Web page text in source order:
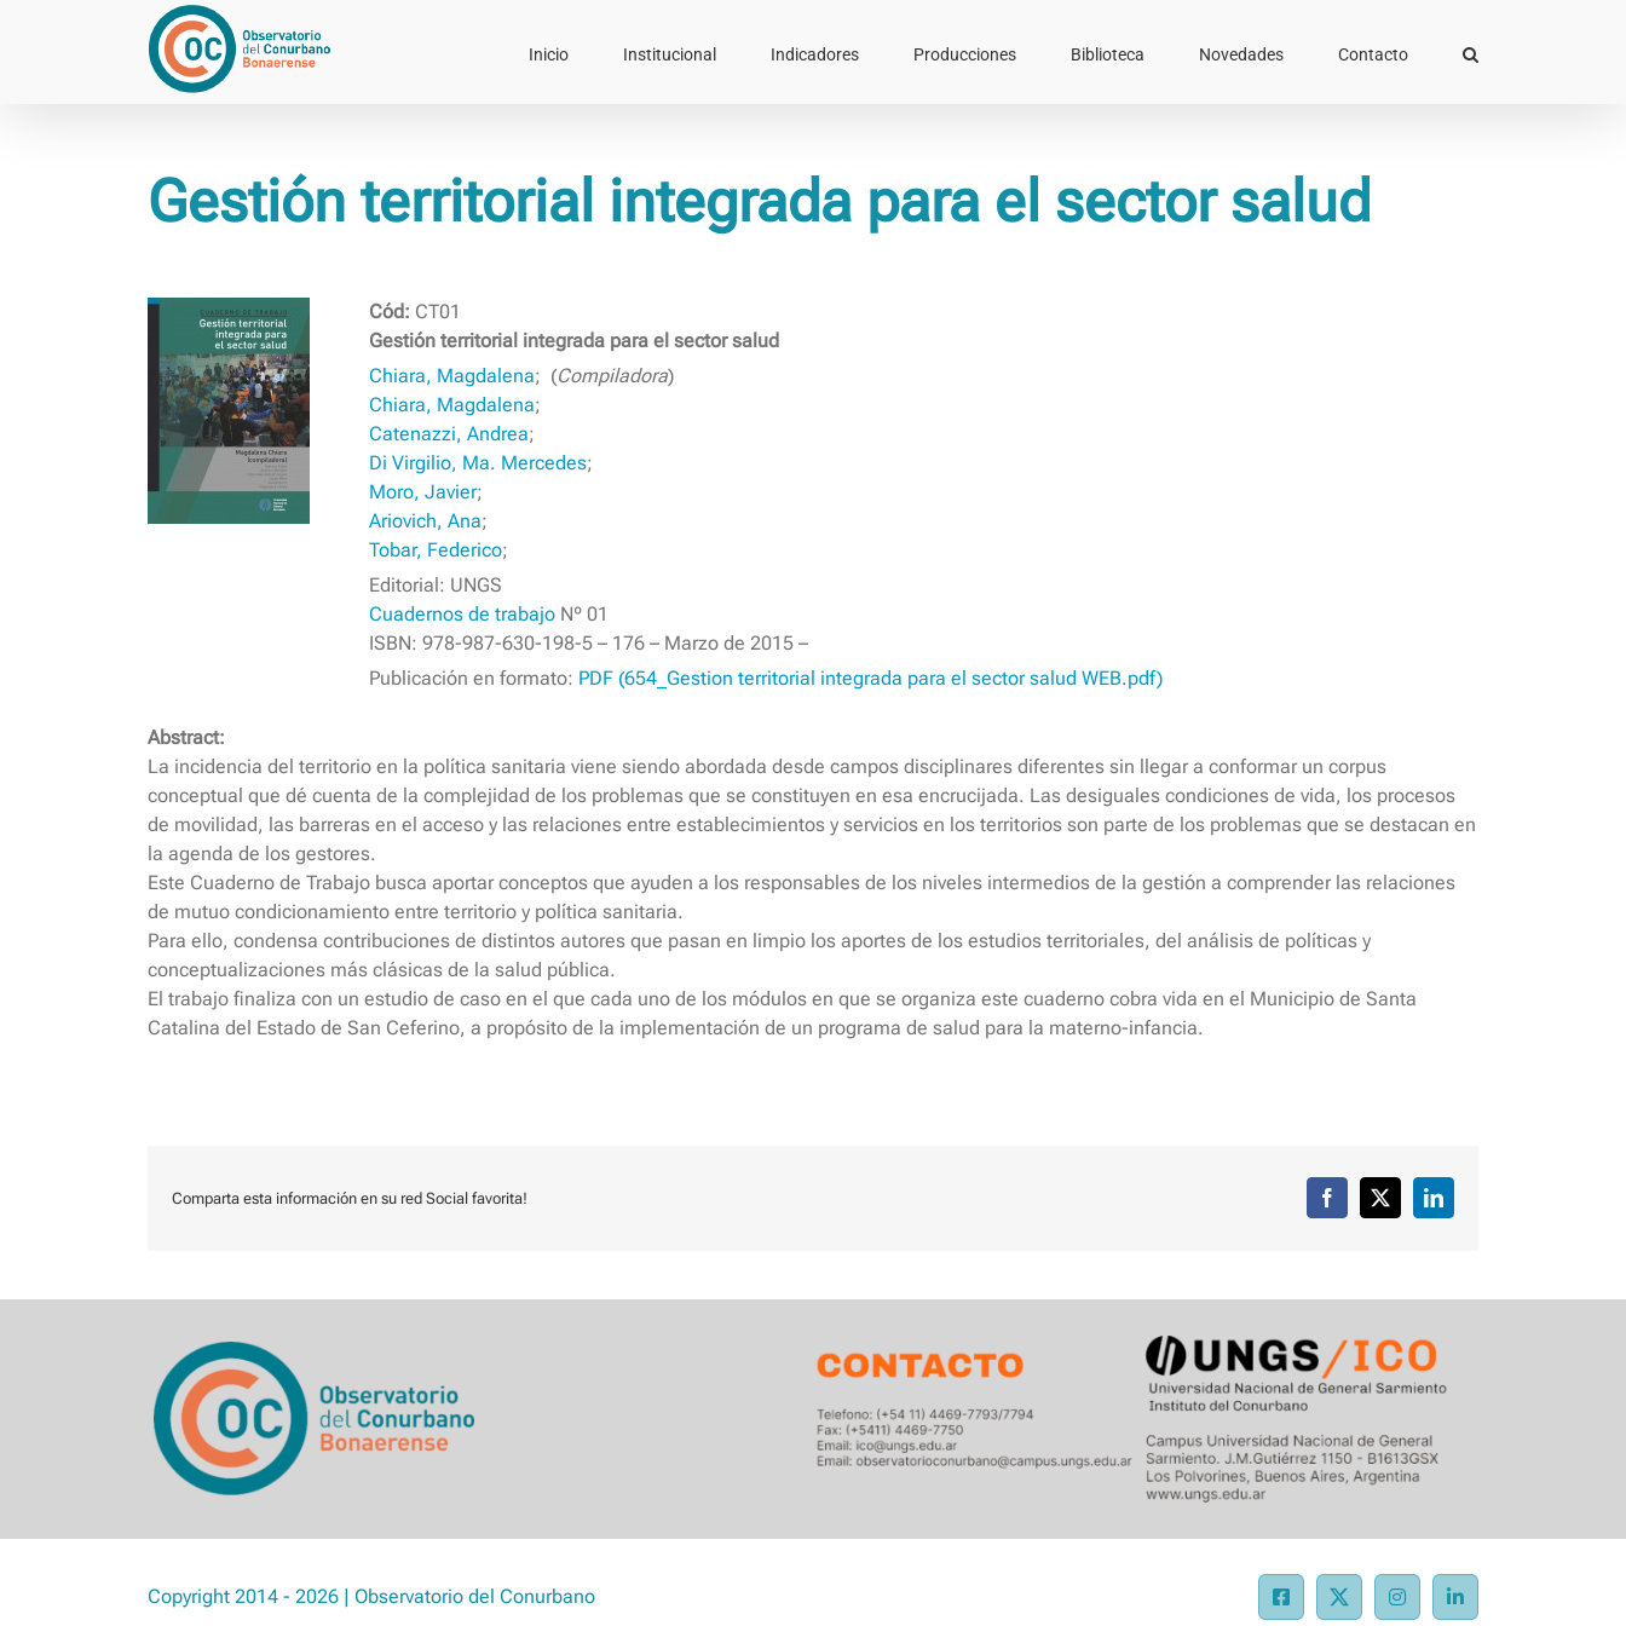
Inicio Institucional Indicadores Producciones Biblioteca Novedades Contacto
Gestión territorial integrada para el sector salud
Cód: CT01
Gestión territorial integrada para el sector salud
Chiara, Magdalena; (Compiladora)
Chiara, Magdalena;
Catenazzi, Andrea;
Di Virgilio, Ma. Mercedes;
Moro, Javier;
Ariovich, Ana;
Tobar, Federico;
Editorial: UNGS
Cuadernos de trabajo Nº 01
ISBN: 978-987-630-198-5 – 176 – Marzo de 2015 –
Publicación en formato: PDF (654_Gestion territorial integrada para el sector salud WEB.pdf)
Abstract:
La incidencia del territorio en la política sanitaria viene siendo abordada desde campos disciplinares diferentes sin llegar a conformar un corpus
conceptual que dé cuenta de la complejidad de los problemas que se constituyen en esa encrucijada. Las desiguales condiciones de vida, los procesos
de movilidad, las barreras en el acceso y las relaciones entre establecimientos y servicios en los territorios son parte de los problemas que se destacan en
la agenda de los gestores.
Este Cuaderno de Trabajo busca aportar conceptos que ayuden a los responsables de los niveles intermedios de la gestión a comprender las relaciones
de mutuo condicionamiento entre territorio y política sanitaria.
Para ello, condensa contribuciones de distintos autores que pasan en limpio los aportes de los estudios territoriales, del análisis de políticas y
conceptualizaciones más clásicas de la salud pública.
El trabajo finaliza con un estudio de caso en el que cada uno de los módulos en que se organiza este cuaderno cobra vida en el Municipio de Santa
Catalina del Estado de San Ceferino, a propósito de la implementación de un programa de salud para la materno-infancia.
Comparta esta información en su red Social favorita! Facebook
X LinkedIn
Copyright 2014 - 2026 | Observatorio del Conurbano Facebook
X InstagramLinkedIn